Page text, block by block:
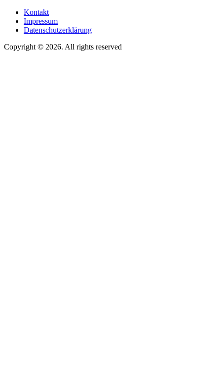
Footer
menu
Kontakt
Impressum
Datenschutzerklärung
Copyright © 2026. All rights reserved